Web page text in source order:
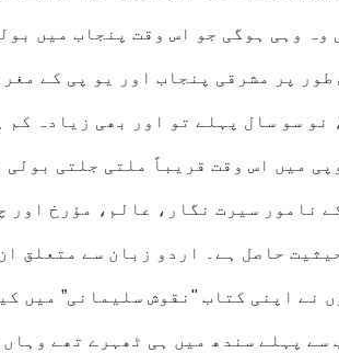
وہ وہی ہوگی جو اس وقت پنجاب میں
پر مشرقی پنجاب اور یو پی کے
نو سو سال پہلے تو اور بھی زیادہ
میں اس وقت قریباً ملتی جلتی بولی
نامور سیرت نگار، عالم، مؤرخ اور
حاصل ہے۔ اردو زبان سے متعلق
نے اپنی کتاب "نقوش سلیمانی” میں
سے پہلے سندھ میں ہی ٹھہرے تھے